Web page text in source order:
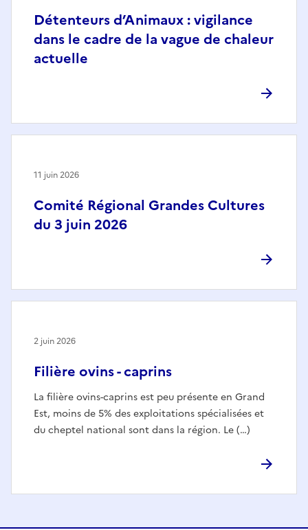
Détenteurs d’Animaux : vigilance
dans le cadre de la vague de chaleur
actuelle
Comité Régional Grandes Cultures
du 3 juin 2026
11 juin 2026
Filière ovins - caprins
La filière ovins-caprins est peu présente en Grand
Est, moins de 5% des exploitations spécialisées et
du cheptel national sont dans la région. Le (…)
2 juin 2026